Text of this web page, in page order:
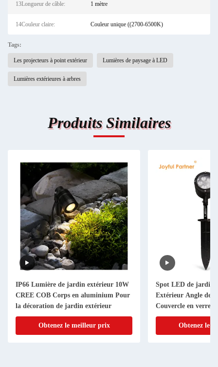
13Longueur de câble: 1 mètre
14Couleur claire: Couleur unique ((2700-6500K)
Tags:
Les projecteurs à point extérieur Lumières de paysage à LED
Lumières extérieures à arbres
Produits Similaires
IP66 Lumière de jardin extérieur 10W
CREE COB Corps en aluminium Pour
la décoration de jardin extérieur
Obtenez le meilleur prix
Spot LED de jardin
Extérieur Angle de
Couvercle en verre
Obtenez le